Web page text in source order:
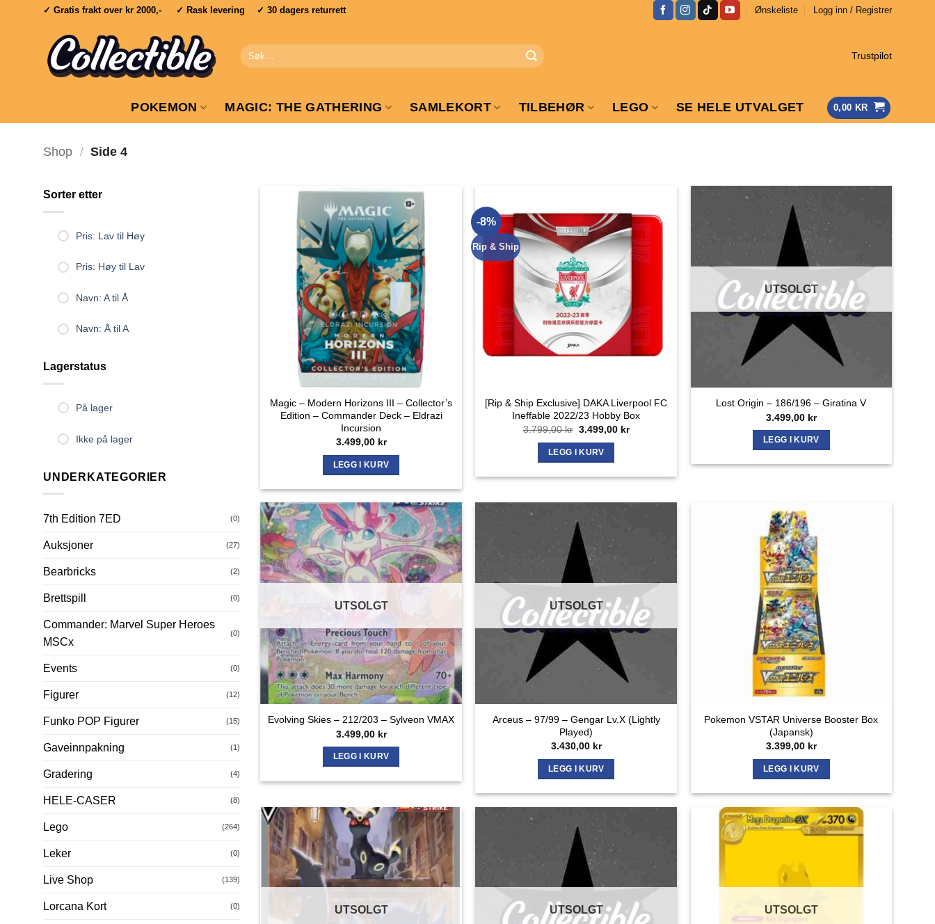
✓ Gratis frakt over kr 2000,- ✓ Rask levering ✓ 30 dagers returrett Ønskeliste Logg inn / Registrer
Søk
etter:
Trustpilot
POKEMON MAGIC: THE GATHERING SAMLEKORT TILBEHØR LEGO SE HELE UTVALGET 0,00 KR
Shop / Side 4
Sorter etter
Pris: Lav til Høy
Pris: Høy til Lav
Navn: A til Å
Navn: Å til A
Lagerstatus
På lager
Ikke på lager
UNDERKATEGORIER
7th Edition 7ED (0)
Auksjoner (27)
Bearbricks (2)
Brettspill (0)
Commander: Marvel Super Heroes
MSCx
(0)
Events (0)
Figurer (12)
Funko POP Figurer (15)
Gaveinnpakning (1)
Gradering (4)
HELE-CASER (8)
Lego (264)
Leker (0)
Live Shop (139)
Lorcana Kort (0)
Magic – Modern Horizons III – Collector’s
Edition – Commander Deck – Eldrazi
Incursion
3.499,00 kr
LEGG I KURV
-8%
Rip & Ship
[Rip & Ship Exclusive] DAKA Liverpool FC
Ineffable 2022/23 Hobby Box
3.799,00kr Opprinnelig
var:
3.799,00 kr.
3.499,00 krNåværende
LEGG I KURV
UTSOLGT
Lost Origin – 186/196 – Giratina V
3.499,00 kr
LEGG I KURV
UTSOLGT
Evolving Skies – 212/203 – Sylveon VMAX
3.499,00 kr
LEGG I KURV
UTSOLGT
Arceus – 97/99 – Gengar Lv.X (Lightly
Played)
3.430,00 kr
LEGG I KURV
Pokemon VSTAR Universe Booster Box
(Japansk)
3.399,00 kr
LEGG I KURV
UTSOLGT UTSOLGT UTSOLGT